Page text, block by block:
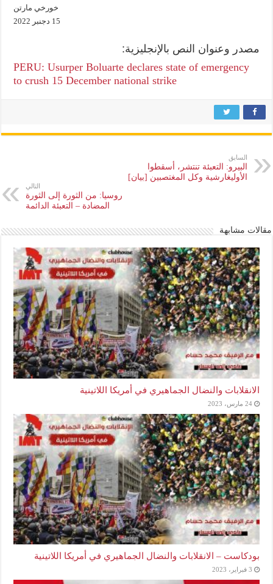
خورخي مارتن
15 دجنبر 2022
مصدر وعنوان النص بالإنجليزية:
PERU: Usurper Boluarte declares state of emergency
to crush 15 December national strike
السابق
البيرو: التعبئة تنتشر، أسقطوا
الأوليغارشية وكل المغتصبين [بيان]
التالي
روسيا: من الثورة إلى الثورة
المضادة – التعبئة الدائمة
مقالات مشابهة
الانقلابات والنضال الجماهيري في أمريكا اللاتينية
24 مارس، 2023
بودكاست – الانقلابات والنضال الجماهيري في أمريكا اللاتينية
3 فبراير، 2023